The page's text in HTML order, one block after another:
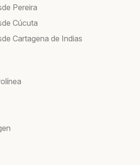
Pereira
Cúcuta
Cartagena de Indias